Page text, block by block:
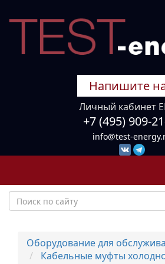
Напишите
Личный кабинет
+7 (495) 909-
info@test-
Оборудование для
Кабельные муфты